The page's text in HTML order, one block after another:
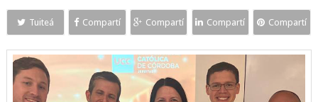
Tuiteá Compartí Compartí Compartí Compartí